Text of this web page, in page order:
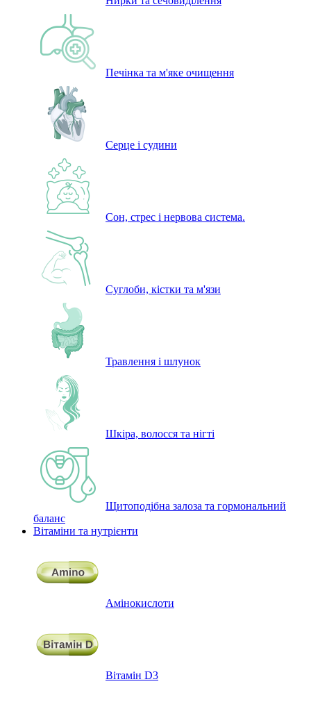
Печінка та м'яке очищення
Серце і судини
Сон, стрес і нервова система.
Суглоби, кістки та м'язи
Травлення і шлунок
Шкіра, волосся та нігті
Щитоподібна залоза та гормональний
баланс
Вітаміни та нутрієнти
Амінокислоти
Вітамін D3